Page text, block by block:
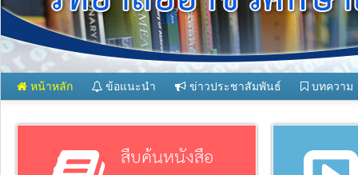
หน้าหลัก ข้อแนะนำ ข่าวประชาสัมพันธ์ บทความ
สืบค้นหนังสือ